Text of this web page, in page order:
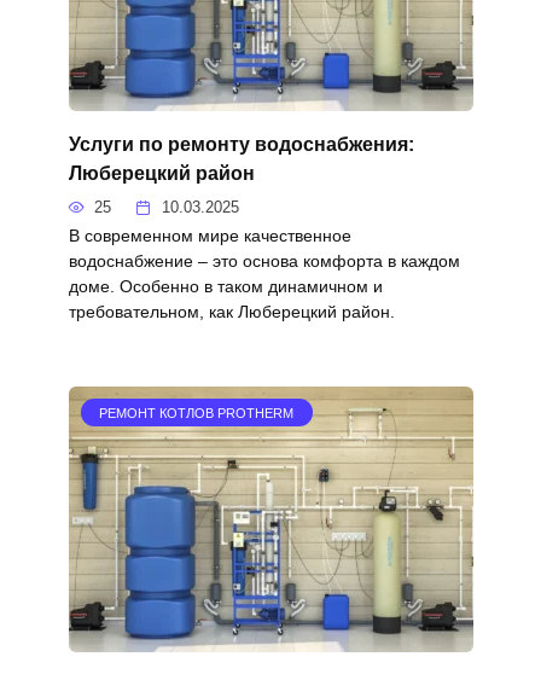
Услуги по ремонту водоснабжения:
Люберецкий район
25 10.03.2025
В современном мире качественное
водоснабжение – это основа комфорта в каждом
доме. Особенно в таком динамичном и
требовательном, как Люберецкий район.
РЕМОНТ КОТЛОВ PROTHERM